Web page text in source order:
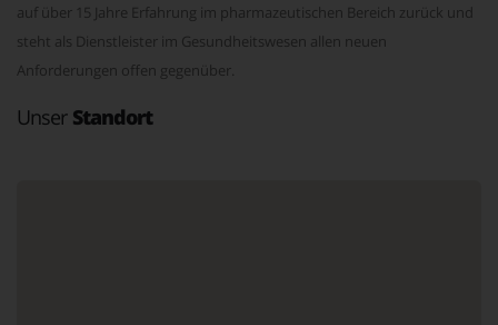
auf über 15 Jahre Erfahrung im pharmazeutischen Bereich zurück und
steht als Dienstleister im Gesundheitswesen allen neuen
Anforderungen offen gegenüber.
Unser Standort